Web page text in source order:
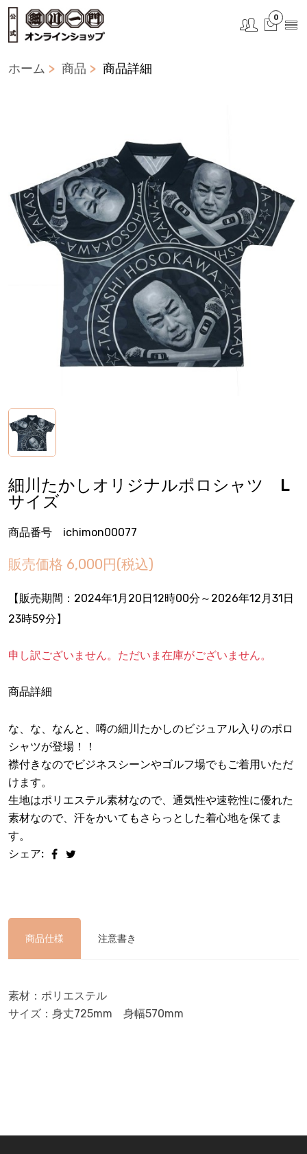
0
ホーム 商品 商品詳細
細川たかしオリジナルポロシャツ L
サイズ
商品番号 ichimon00077
販売価格 6,000円(税込)
【販売期間： 2024年1月20日12時00分 ～2026年12月31日
23時59分】
申し訳ございません。ただいま在庫がございません。
商品詳細
な、な、なんと、噂の細川たかしのビジュアル入りのポロ
シャツが登場！！
襟付きなのでビジネスシーンやゴルフ場でもご着用いただ
けます。
生地はポリエステル素材なので、通気性や速乾性に優れた
素材なので、汗をかいてもさらっとした着心地を保てま
す。
シェア:
商品仕様 注意書き
素材：ポリエステル
サイズ：身丈725mm 身幅570mm